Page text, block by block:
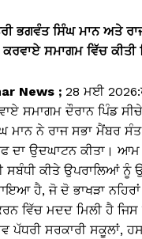
ਭਗਵੰਤ ਸਿੰਘ ਮਾਨ ਅਤੇ
ਸਮਾਗਮ ਵਿੱਚ ਕੀਤੀ
News ; 28 ਮਈ
ਸਮਾਗਮ ਦੌਰਾਨ ਪਿੰਡ
ਮਾਨ ਨੇ ਰਾਜ ਸਭਾ ਮੈਂਬਰ
ਦਾ ਉਦਘਾਟਨ ਕੀਤਾ। ਆਮ
ਕੀਤੇ ਉਪਰਾਲਿਆਂ ਨੂੰ
ਹੈ, ਜੋ ਦੋ ਭਾਖੜਾ
ਵਿੱਚ ਮਦਦ ਮਿਲੀ ਹੈ
ਪੱਧਰੀ ਸਰਕਾਰੀ ਸਕੂਲਾਂ,